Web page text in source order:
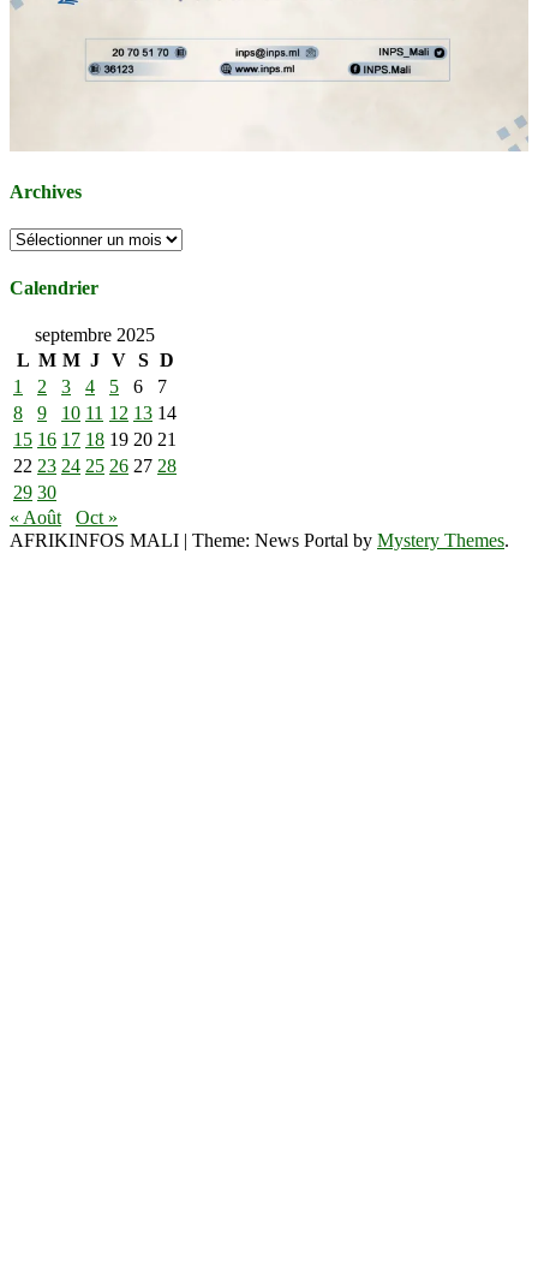
Archives
Archives
Calendrier
septembre 2025
L M M J V S D
1
2 3 4 5 6
7
8
9 10 11 12 13 14
15 16 17 18 19 20 21
22 23 24 25 26 27 28
29 30
« Août
Oct »
AFRIKINFOS MALI | Theme: News Portal by Mystery Themes.